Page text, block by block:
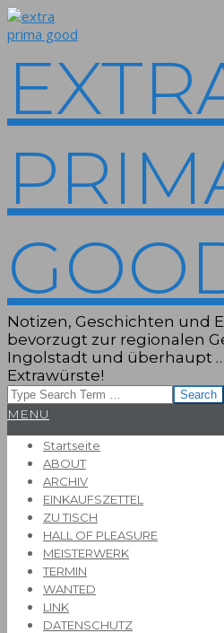
Skip
to
Notizen, Geschichten und
bevorzugt zur regionalen
Ingolstadt und überhaupt
Extrawürste!
Search
Primary
Menu
MENU
Startseite
ABOUT
ARCHIV
EINKAUFSZETTEL
ZU TISCH
HALL OF PLEASURE
MEISTERWERK
TERMIN
WANTED
LINK
DATENSCHUTZ